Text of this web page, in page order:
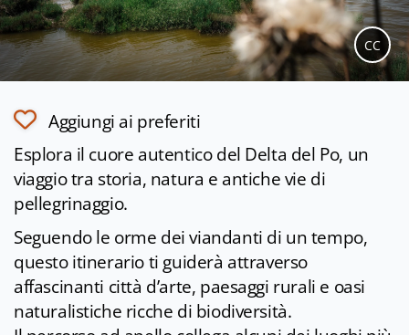
CC
Aggiungi ai preferiti
Esplora il cuore autentico del Delta del Po, un
viaggio tra storia, natura e antiche vie di
pellegrinaggio.
Seguendo le orme dei viandanti di un tempo,
questo itinerario ti guiderà attraverso
affascinanti città d’arte, paesaggi rurali e oasi
naturalistiche ricche di biodiversità.